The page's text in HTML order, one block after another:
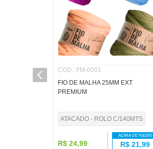
COD.: FM-0001
FIO DE MALHA 25MM EXT
PREMIUM
ATACADO - ROLO C/140MTS
R$ 24,99
ACIMA DE R$1000
R$21,99